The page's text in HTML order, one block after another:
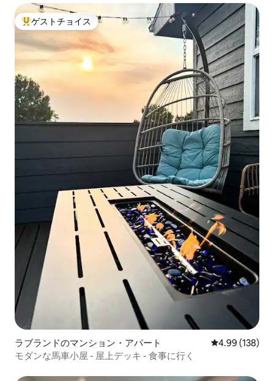
大好評のゲストチョイスです。
ゲストチョイス
ラブランドのマンション・アパート レビュー138
4.99 (138)
モダンな馬車小屋 - 屋上デッキ - 食事に行く